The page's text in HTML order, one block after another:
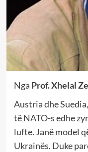
Nga Prof. Xhelal
Austria dhe
të NATO-s edhe
lufte. Janë model
Ukrainës. Duke